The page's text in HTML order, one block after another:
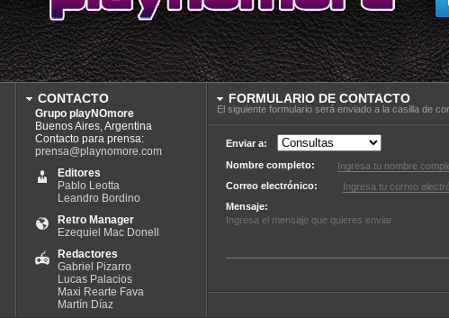
CONTACTO
Grupo playNOmore
Buenos Aires, Argentina
Contacto para prensa:
prensa@playnomore.com
Editores
Pablo Leotta
Leandro Bordino
Retro Manager
Ezequiel Mac Donell
Redactores
Gabriel Pizarro
Lucas Palacios
Maxi Rearte Fava
Martín Díaz
FORMULARIO DE CONTACTO
El siguiente formulario será enviado a la casilla de
Enviar a:
Nombre completo:
Correo electrónico:
Mensaje: